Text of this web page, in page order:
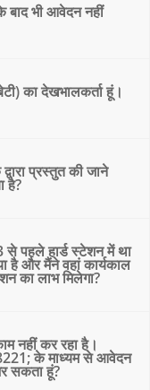
बाद भी आवेदन नहीं
का देखभालकर्ता हूं।
प्रस्तुत की जाने
है?
पहले हार्ड स्टेशन में था
है और मैंने वहां कार्यकाल
का लाभ मिलेगा?
नहीं कर रहा है।
के माध्यम से आवेदन
सकता हूं?